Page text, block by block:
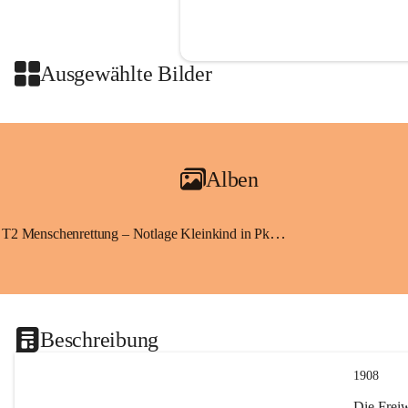
Ausgewählte Bilder
Alben
T2 Menschenrettung – Notlage Kleinkind in Pkw eingeschlossen
Beschreibung
1908